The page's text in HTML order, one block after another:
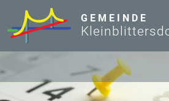
GEMEINDE